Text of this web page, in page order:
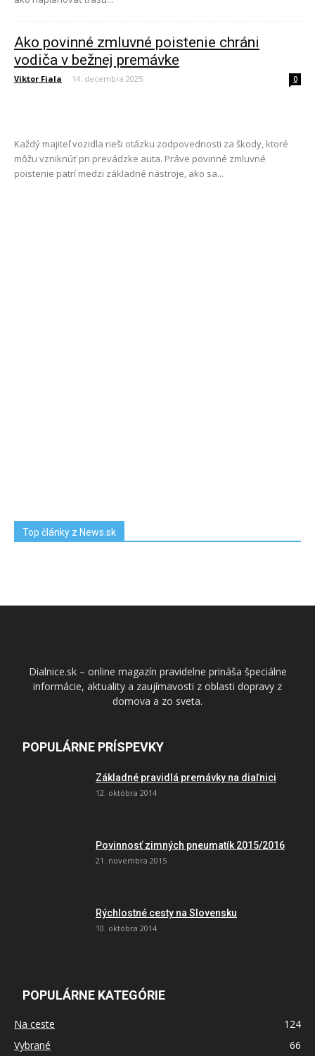
Ako povinné zmluvné poistenie chráni
vodiča v bežnej premávke
Viktor Fiala - 14. decembra 2025 0
Každý majiteľ vozidla rieši otázku zodpovednosti za škody, ktoré
môžu vzniknúť pri prevádzke auta. Práve povinné zmluvné
poistenie patrí medzi základné nástroje, ako sa...
Top články z News.sk
Dialnice.sk – online magazín pravidelne prináša špeciálne
informácie, aktuality a zaujímavosti z oblasti dopravy z
domova a zo sveta.
POPULÁRNE PRÍSPEVKY
Základné pravidlá premávky na diaľnici
12. októbra 2014
Povinnosť zimných pneumatík 2015/2016
21. novembra 2015
Rýchlostné cesty na Slovensku
10. októbra 2014
POPULÁRNE KATEGÓRIE
Na ceste
124
Vybrané
66